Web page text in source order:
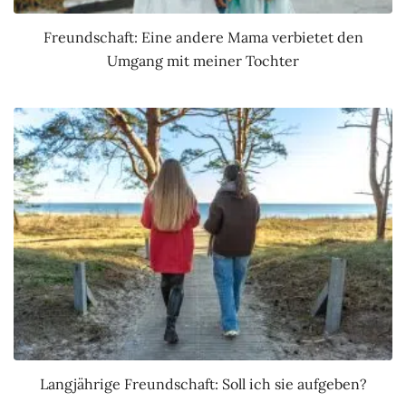
Freundschaft: Eine andere Mama verbietet den
Umgang mit meiner Tochter
Langjährige Freundschaft: Soll ich sie aufgeben?